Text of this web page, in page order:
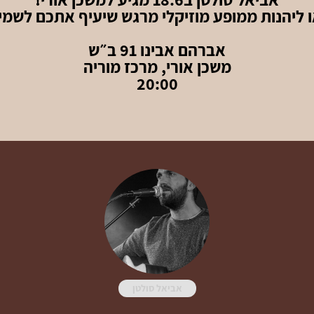
ליהנות ממופע מוזיקלי מרגש שיעיף אתכם
אברהם אבינו 91 ב״ש
משכן אורי, מרכז מוריה
20:00